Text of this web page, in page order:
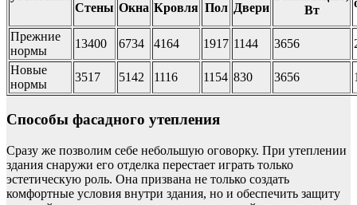
Вт
Стены Окна Кровля Пол Двери
Прежние
нормы
13400 6734 4164 1917 1144 3656
Новые
нормы
3517 5142 1116 1154 830 3656
Способы фасадного утепления
Сразу же позволим себе небольшую оговорку. При утеплении
здания снаружи его отделка перестает играть только
эстетическую роль. Она призвана не только создать
комфортные условия внутри здания, но и обеспечить защиту